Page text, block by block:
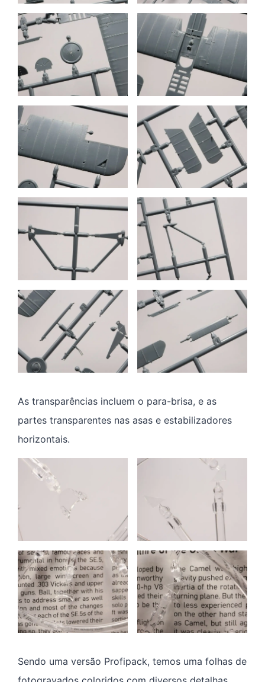
As transparências incluem o para-brisa, e as
partes transparentes nas asas e estabilizadores
horizontais.
Sendo uma versão Profipack, temos uma folhas de